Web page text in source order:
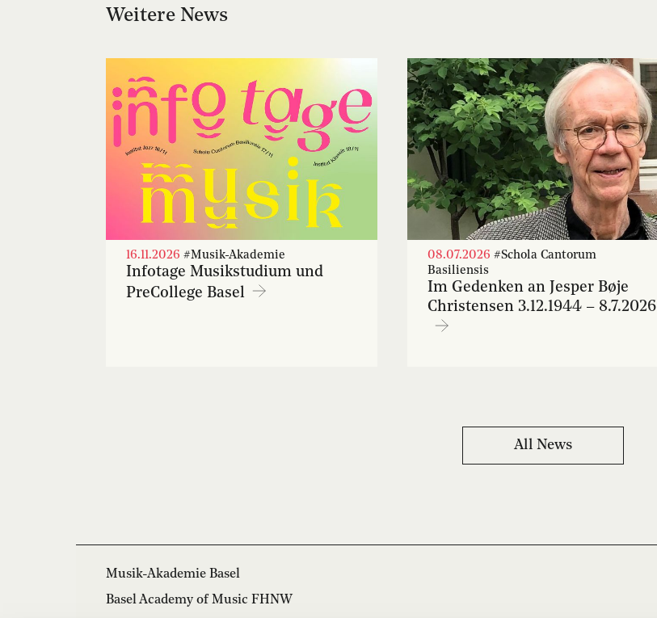
Weitere News
16.11.2026 #Musik-Akademie
Infotage Musikstudium und
PreCollege Basel
08.07.2026 #Schola Cantorum
Basiliensis
Im Gedenken an Jesper Bøje
Christensen 3.12.1944 – 8.7.2026
All News
Musik-Akademie Basel
Basel Academy of Music FHNW